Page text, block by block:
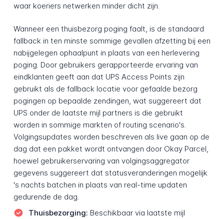
waar koeriers netwerken minder dicht zijn.
Wanneer een thuisbezorg poging faalt, is de standaard
fallback in ten minste sommige gevallen afzetting bij een
nabijgelegen ophaalpunt in plaats van een herlevering
poging. Door gebruikers gerapporteerde ervaring van
eindklanten geeft aan dat UPS Access Points zijn
gebruikt als de fallback locatie voor gefaalde bezorg
pogingen op bepaalde zendingen, wat suggereert dat
UPS onder de laatste mijl partners is die gebruikt
worden in sommige markten of routing scenario's.
Volgingsupdates worden beschreven als live gaan op de
dag dat een pakket wordt ontvangen door Okay Parcel,
hoewel gebruikerservaring van volgingsaggregator
gegevens suggereert dat statusveranderingen mogelijk
's nachts batchen in plaats van real-time updaten
gedurende de dag.
Thuisbezorging: Beschikbaar via laatste mijl